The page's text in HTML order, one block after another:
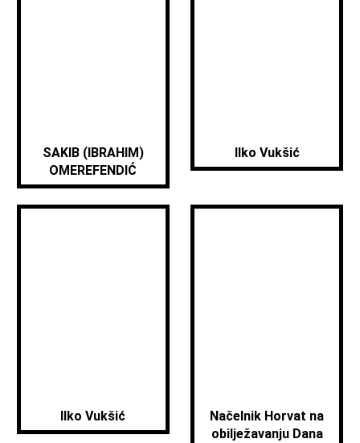
SAKIB (IBRAHIM)
OMEREFENDIĆ
Ilko Vukšić
Ilko Vukšić
Načelnik Horvat na
obilježavanju Dana